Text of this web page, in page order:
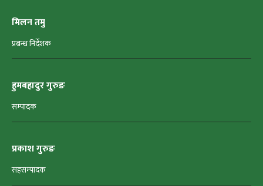
मिलन तमु
प्रबन्ध निर्देशक
हुमबहादुर गुरुङ
सम्पादक
प्रकाश गुरुङ
सहसम्पादक